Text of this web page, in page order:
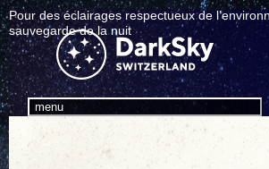
Pour des éclairages respectueux de
sauvegarde de la nuit
menu